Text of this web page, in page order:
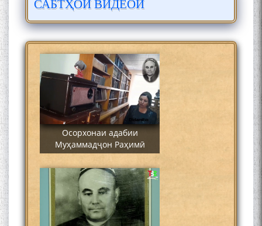
САБТҲОИ ВИДЕОӢ
Сайре дар Осорхона
Муҳаммадҷон Раҳимӣ
Осорхонаи адабии
Муҳаммадҷон Раҳимӣ